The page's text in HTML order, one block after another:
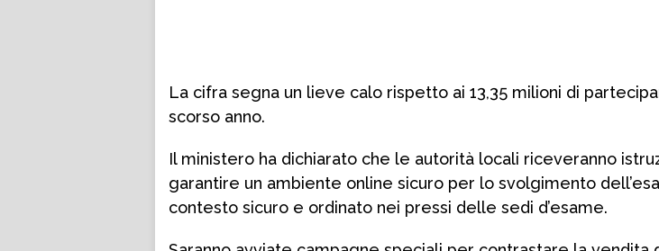
La cifra segna un lieve calo rispetto ai 13,35 milioni di
scorso anno.
Il ministero ha dichiarato che le autorità locali riceveranno
garantire un ambiente online sicuro per lo svolgimento
contesto sicuro e ordinato nei pressi delle sedi d’esame.